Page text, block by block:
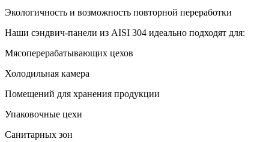
Экологичность и возможность повторной переработки
Наши сэндвич-панели из AISI 304 идеально подходят для:
Мясоперерабатывающих цехов
Холодильная камера
Помещений для хранения продукции
Упаковочные цехи
Санитарных зон